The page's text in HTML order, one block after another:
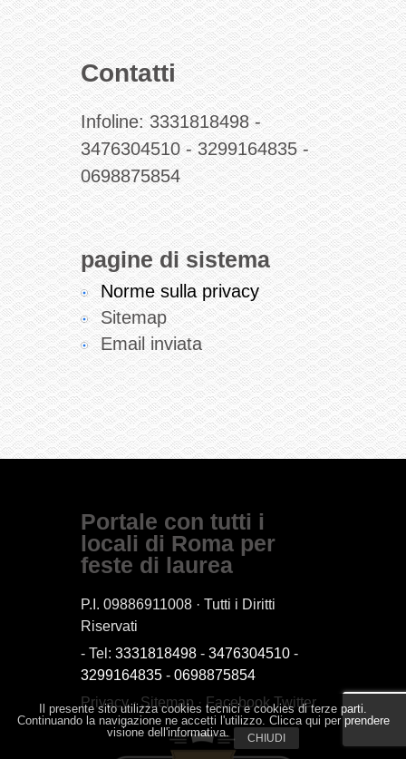
Contatti
Infoline:3331818498-
3476304510-3299164835-
0698875854
pagine di sistema
Norme sulla privacy
Sitemap
Email inviata
Portale con tutti i
locali di Roma per
feste di laurea
P.I. 09886911008 · Tutti i Diritti
Riservati
- Tel: 3331818498 - 3476304510 -
3299164835 - 0698875854
Privacy· Sitemap · Facebook Twitter
Il presente sito utilizza cookies tecnici e cookies di terze parti.
Continuando la navigazione ne accetti l'utilizzo. Clicca qui per prendere
visione dell'informativa.
CHIUDI